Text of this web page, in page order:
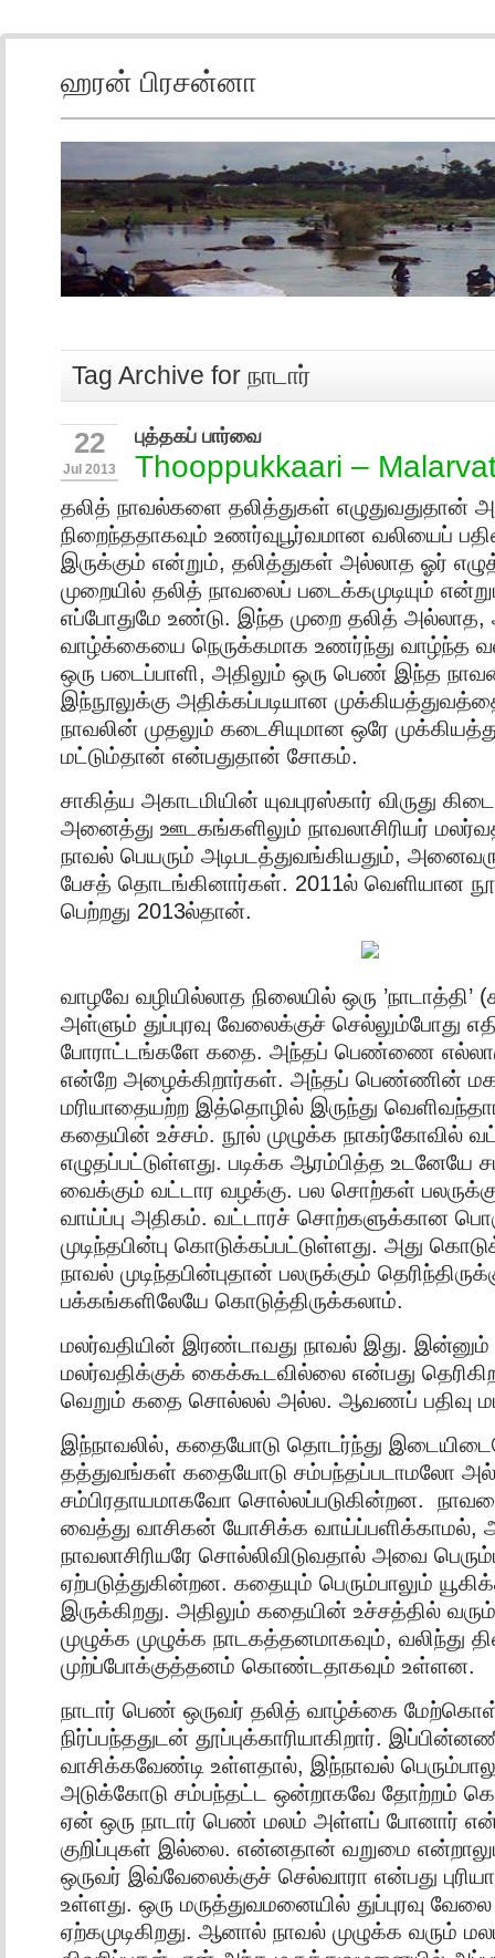
ஹரன் பிரசன்னா
Tag Archive for நாடார்
22
Jul 2013
புத்தகப் பார்வை
Thooppukkaari –
தலித் நாவல்களை தலித்துகள் எழுதுவதுதான்
நிறைந்ததாகவும் உணர்வுபூர்வமான வலியைப்
இருக்கும் என்றும், தலித்துகள் அல்லாத ஓர்
முறையில் தலித் நாவலைப் படைக்கமுடியும்
எப்போதுமே உண்டு. இந்த முறை தலித்
வாழ்க்கையை நெருக்கமாக உணர்ந்து வாழ்ந்த
ஒரு படைப்பாளி, அதிலும் ஒரு பெண் இந்த
இந்நூலுக்கு அதிக்கப்படியான
நாவலின் முதலும் கடைசியுமான ஒரே
மட்டும்தான் என்பதுதான் சோகம்.
சாகித்ய அகாடமியின் யுவபுரஸ்கார் விருது
அனைத்து ஊடகங்களிலும் நாவலாசிரியர்
நாவல் பெயரும் அடிபடத்துவங்கியதும்,
பேசத் தொடங்கினார்கள். 2011ல் வெளியான
பெற்றது 2013ல்தான்.
வாழவே வழியில்லாத நிலையில் ஒரு
அள்ளும் துப்புரவு வேலைக்குச் செல்லும்போது
போராட்டங்களே கதை. அந்தப் பெண்ணை
என்றே அழைக்கிறார்கள். அந்தப் பெண்ணின்
மரியாதையற்ற இத்தொழில் இருந்து
கதையின் உச்சம். நூல் முழுக்க நாகர்கோவில்
எழுதப்பட்டுள்ளது. படிக்க ஆரம்பித்த உடனேயே
வைக்கும் வட்டார வழக்கு. பல சொற்கள்
வாய்ப்பு அதிகம். வட்டாரச் சொற்களுக்கான
முடிந்தபின்பு கொடுக்கப்பட்டுள்ளது. அது
நாவல் முடிந்தபின்புதான் பலருக்கும்
பக்கங்களிலேயே கொடுத்திருக்கலாம்.
மலர்வதியின் இரண்டாவது நாவல் இது. இன்னும்
மலர்வதிக்குக் கைக்கூடவில்லை என்பது
வெறும் கதை சொல்லல் அல்ல. ஆவணப் பதிவு
இந்நாவலில், கதையோடு தொடர்ந்து
தத்துவங்கள் கதையோடு சம்பந்தப்படாமலோ
சம்பிரதாயமாகவோ சொல்லப்படுகின்றன.
வைத்து வாசிகன் யோசிக்க
நாவலாசிரியரே சொல்லிவிடுவதால் அவை
ஏற்படுத்துகின்றன. கதையும் பெரும்பாலும்
இருக்கிறது. அதிலும் கதையின் உச்சத்தில்
முழுக்க முழுக்க நாடகத்தனமாகவும், வலிந்து
முற்ப்போக்குத்தனம் கொண்டதாகவும் உள்ளன.
நாடார் பெண் ஒருவர் தலித் வாழ்க்கை
நிர்ப்பந்ததுடன் தூப்புக்காரியாகிறார்.
வாசிக்கவேண்டி உள்ளதால், இந்நாவல்
அடுக்கோடு சம்பந்தட்ட ஒன்றாகவே தோற்றம்
ஏன் ஒரு நாடார் பெண் மலம் அள்ளப் போனார்
குறிப்புகள் இல்லை. என்னதான் வறுமை
ஒருவர் இவ்வேலைக்குச் செல்வாரா என்பது
உள்ளது. ஒரு மருத்துவமனையில் துப்புரவு
ஏற்கமுடிகிறது. ஆனால் நாவல் முழுக்க வரும்